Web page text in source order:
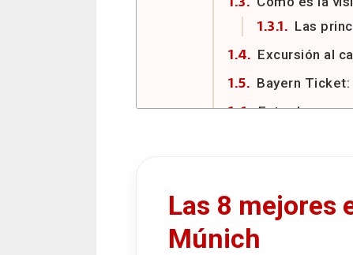
Las
Excursión al
Bayern
Entradas para
Visita al
Las 8 mejores
Múnich